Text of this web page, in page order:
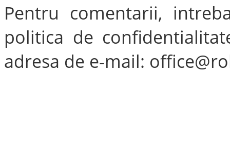
Pentru comentarii,
politica de
adresa de e-mail: